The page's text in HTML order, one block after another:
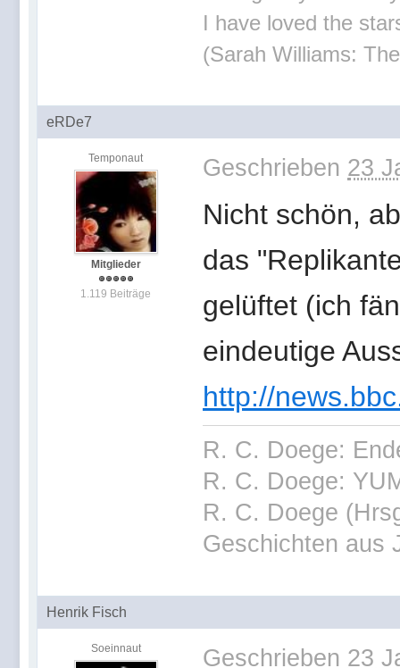
I have loved the
(Sarah Williams:
eRDe7
Temponaut
Mitglieder
1.119 Beiträge
Geschrieben 23
Nicht schön,
das
gelüftet (ich
eindeutige
http://
R. C. Doege:
R. C. Doege:
R. C. Doege
Geschichten aus
Henrik Fisch
Soeinnaut Geschrieben 23